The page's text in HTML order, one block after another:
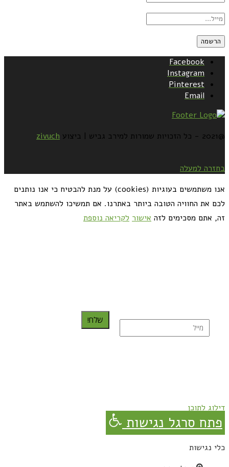
Facebook
Instagram
Pinterest
Email
@2021 - כל הזכויות שמורות למירב גביש | ביצוע zivuch
בחזרה למעלה
אנו משתמשים בעוגיות (cookies) על מנת להבטיח כי אנו נותנים
לכם את החוויה הטובה ביותר באתרנו. אם תמשיכו להשתמש באתר
זה, אתם מסכימים לזה אישור לקריאה נוספת
שלח!
דילוג לתוכן
פתח סרגל נגישות
כלי נגישות